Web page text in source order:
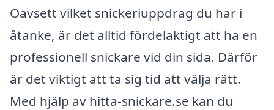
Oavsett vilket snickeriuppdrag du har i
åtanke, är det alltid fördelaktigt att ha en
professionell snickare vid din sida. Därför
är det viktigt att ta sig tid att välja rätt.
Med hjälp av hitta-snickare.se kan du